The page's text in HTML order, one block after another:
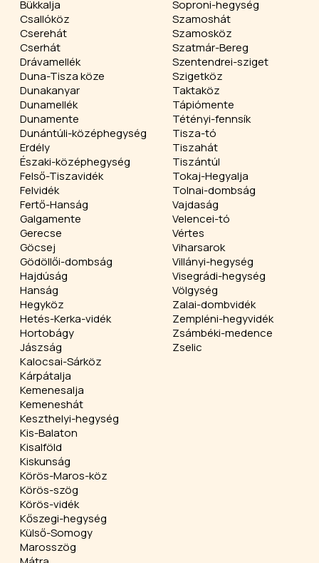
Bükkalja
Csallóköz
Cserehát
Cserhát
Drávamellék
Duna-Tisza köze
Dunakanyar
Dunamellék
Dunamente
Dunántúli-középhegység
Erdély
Északi-középhegység
Felső-Tiszavidék
Felvidék
Fertő-Hanság
Galgamente
Gerecse
Göcsej
Gödöllői-dombság
Hajdúság
Hanság
Hegyköz
Hetés-Kerka-vidék
Hortobágy
Jászság
Kalocsai-Sárköz
Kárpátalja
Kemenesalja
Kemeneshát
Keszthelyi-hegység
Kis-Balaton
Kisalföld
Kiskunság
Körös-Maros-köz
Körös-szög
Körös-vidék
Kőszegi-hegység
Külső-Somogy
Marosszög
Soproni-hegység
Szamoshát
Szamosköz
Szatmár-Bereg
Szentendrei-sziget
Szigetköz
Taktaköz
Tápiómente
Tétényi-fennsík
Tisza-tó
Tiszahát
Tiszántúl
Tokaj-Hegyalja
Tolnai-dombság
Vajdaság
Velencei-tó
Vértes
Viharsarok
Villányi-hegység
Visegrádi-hegység
Völgység
Zalai-dombvidék
Zempléni-hegyvidék
Zsámbéki-medence
Zselic